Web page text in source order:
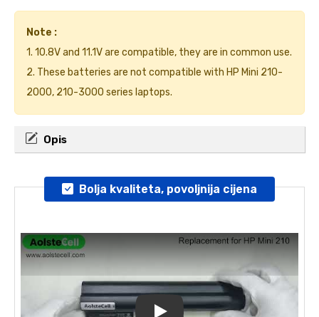
Note :
1. 10.8V and 11.1V are compatible, they are in common use.
2. These batteries are not compatible with HP Mini 210-
2000, 210-3000 series laptops.
Opis
Bolja kvaliteta, povoljnija cijena